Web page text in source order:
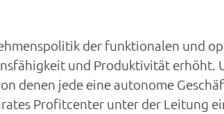
der funktionalen und
und Produktivität erhöht.
denen jede eine autonome
Profitcenter unter der Leitung